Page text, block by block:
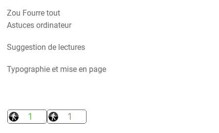
Zou Fourre tout
Astuces ordinateur
Suggestion de lectures
Typographie et mise en page